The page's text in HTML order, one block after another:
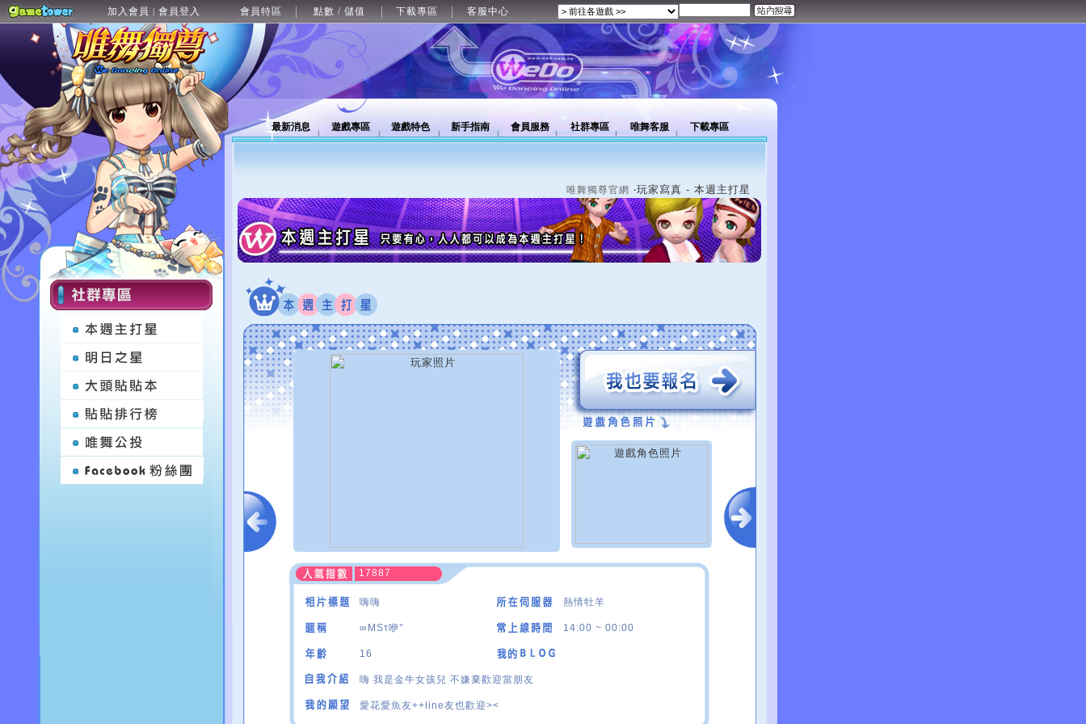
加入會員 | 會員登入 會員特區 點數 / 儲值 下載專區 客服中心
最新消息 遊戲專區 遊戲特色 新手指南 會員服務 社群專區 唯舞客服 下載專區
唯舞獨尊官網 ‧玩家寫真 - 本週主打星
17887
嗨嗨 熱情牡羊
∞MSτ咿° 14:00 ~ 00:00
16
嗨 我是金牛女孩兒 不嫌棄歡迎當朋友
愛花愛魚友++line友也歡迎><